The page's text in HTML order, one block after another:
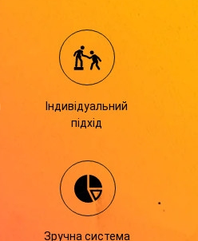
Індивідуальний
підхід
Зручна система